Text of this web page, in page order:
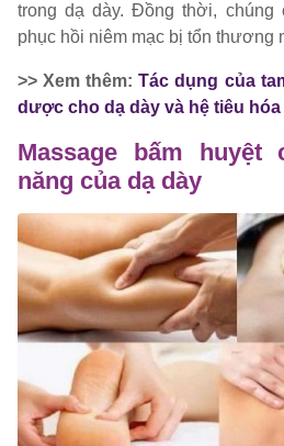
trong dạ dày. Đồng thời, chúng
phục hồi niêm mạc bị tổn thương
>> Xem thêm:Tác dụng của
dược cho dạ dày và hệ tiêu
Massage bấm
năng của dạ dày